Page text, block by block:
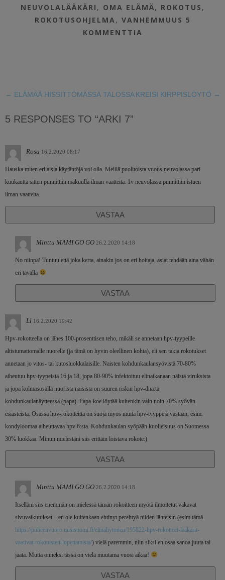
NEUVOLALÄÄKÄRI , OMA ELÄMÄ, ROKOTUS ,
ROKOTUSOHJELMA ,VANHEMMUUS 5
KOMMENTTIA
← ELÄMÄÄ HISSITTÖMÄSSÄ TALOSSAKREISI KIRPPISLÖYTÖ →
5 RESPONSES TO “ARKI 7”
Rosa 16.2.2020 08:17
Hauska miten erilaisia käytäntöjä voi olla. Meillä puolitoista vuotis neuvolassa pari
kuukautta sitten punnittiin makuulla ilman vaatteita. 1v neuvolassa punnittiin istuen
ilman vaatteita.
VASTAA
Minttu MAMI GO GO 26.2.2020 14:18
No niinpä! Tuntuu että joka kerta, ainakin jos on eri hoitaja, asiat tehdään aina vähän
eri tavalla
VASTAA
Ll 16.2.2020 19:42
Hpv-rokotteella on lähes 100-prosenttisen teho, mikäli se annetaan hpv-tyypeille
altistumattomalle nuorelle (ja tämä on hyvin oleellinen kohta), eli sen takia rokotukset
annetaan jo vitos- tai kutosluokkalaisille. Naisten kohdunkaulansyövistä 70-80%
aiheutuu hpv-tyypeistä 16 ja 18, jopa 80-90% infektoituu elinaikanaan näistä viruksista
ja jopa kolmasosalla nuorista naisista on suuren riskin hpv-dna:ta
kohdunkaulanäytteessä (papa). Papa-koe löytää kuitenkin vain noin 70% syövän
esiasteista. Osassa hpv-rokotteitta on suoja myös muita hpv-tyyppejä vastaan, esim.
kondyloomaa aiheuttavaa hpv 6:sta. Kohdunkaulan syöpään kuolleisuus on Suomessa
30% luokkaa. Minun mielestäni siis erittäin loistava rokote:)
VASTAA
Minttu MAMI GO GO 26.2.2020 14:18
Itselläni siis enemmän on mielessä tämän rokoitteen myötä ilmoitetut vakavat
sivuvaikutukset – en ole kuitenkaan ehtinyt perehtyä niiden lähteisin (esim tämä
https://puheenvuoro.uusisuomi.fi/elinahytonen/195822-hpv-rokotteet-laakarit-
vaativat-rokotusten-lopettamista/) vielä paremmin, niin siksi en osaa sanoa juuta tai
jaata. Mutta onneksi tässä on vielä muutama vuosi aikaa!
VASTAA